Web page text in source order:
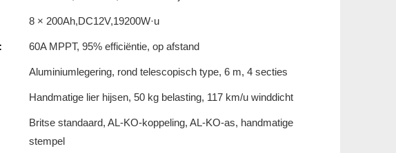
8 × 200Ah,DC12V,19200W·u
60A MPPT, 95% efficiëntie, op afstand
Aluminiumlegering, rond telescopisch type, 6 m, 4 secties
Handmatige lier hijsen, 50 kg belasting, 117 km/u winddicht
Britse standaard, AL-KO-koppeling, AL-KO-as, handmatige
stempel